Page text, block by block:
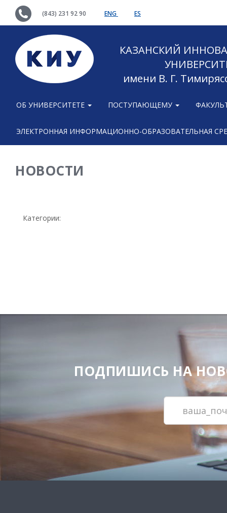
(843) 231 92 90 ENG ES
КАЗАНСКИЙ
имени В. Г.
ОБ УНИВЕРСИТЕТЕ ПОСТУПАЮЩЕМУ
ЭЛЕКТРОННАЯ ИНФОРМАЦИОННО-ОБРАЗОВАТЕЛЬНАЯ
НОВОСТИ
Категории:
ПОДПИШИСЬ НА